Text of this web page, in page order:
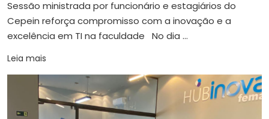
Sessão ministrada por funcionário e estagiários do
Cepein reforça compromisso com a inovação e a
excelência em TI na faculdade No dia ...
Leia mais